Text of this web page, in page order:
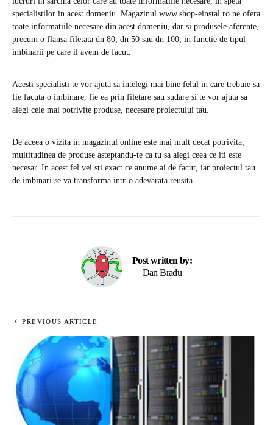
specialistilor in acest domeniu. Magazinul www.shop-einstal.ro ne ofera
toate informatiile necesare din acest domeniu, dar si produsele aferente,
precum o flansa filetata dn 80, dn 50 sau dn 100, in functie de tipul
imbinarii pe care il avem de facut.
Acesti specialisti te vor ajuta sa intelegi mai bine felul in care trebuie sa
fie facuta o imbinare, fie ea prin filetare sau sudare si te vor ajuta sa
alegi cele mai potrivite produse, necesare proiectului tau.
De aceea o vizita in magazinul online este mai mult decat potrivita,
multitudinea de produse asteptandu-te ca tu sa alegi ceea ce iti este
necesar. In acest fel vei sti exact ce anume ai de facut, iar proiectul tau
de imbinari se va transforma intr-o adevarata reusita.
Post written by:
Dan Bradu
PREVIOUS ARTICLE